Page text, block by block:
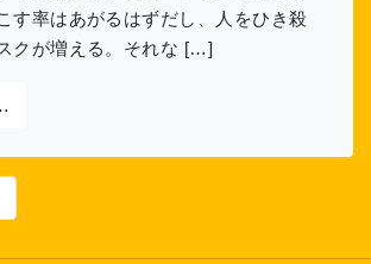
す率はあがるはずだし、人をひき殺
クが増える。それな […]
ーション